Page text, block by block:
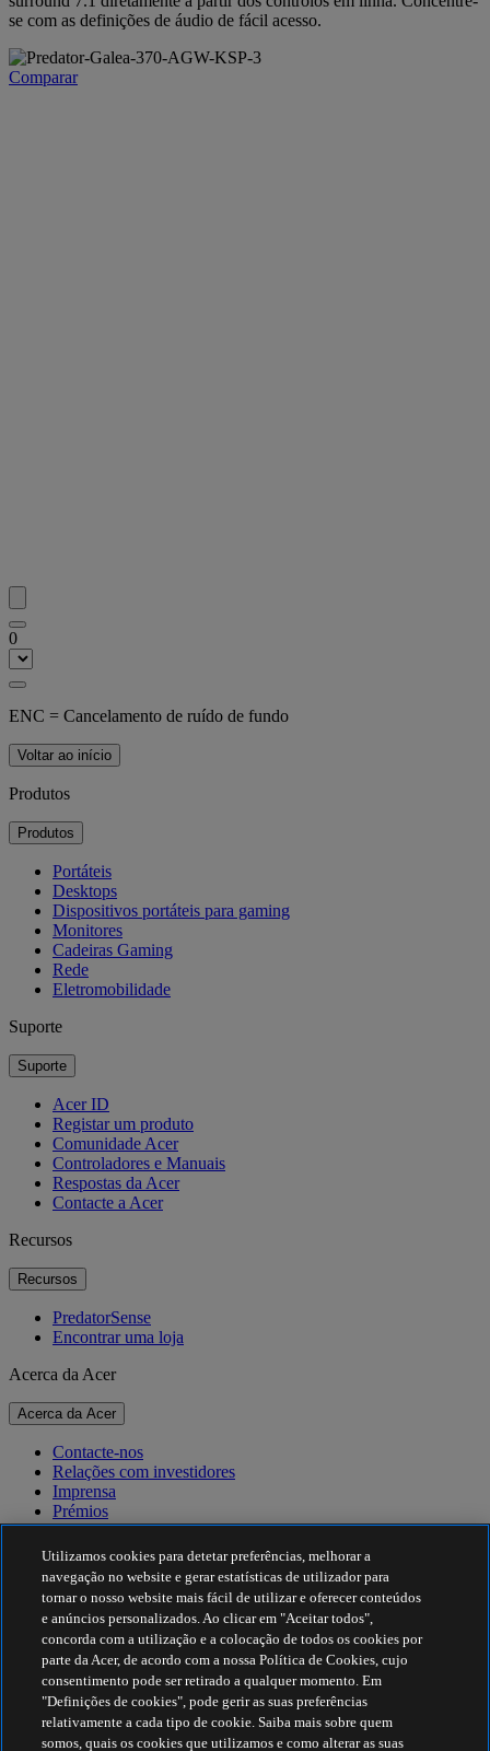
se com as definições de áudio de fácil acesso.
Comparar
0
ENC = Cancelamento de ruído de fundo
Voltar ao início
Produtos
Produtos
Portáteis
Desktops
Dispositivos portáteis para gaming
Monitores
Cadeiras Gaming
Rede
Eletromobilidade
Suporte
Suporte
Acer ID
Registar um produto
Comunidade Acer
Controladores e Manuais
Respostas da Acer
Contacte a Acer
Recursos
Recursos
PredatorSense
Encontrar uma loja
Acerca da Acer
Acerca da Acer
Contacte-nos
Relações com investidores
Imprensa
Prémios
Eventos
Sustentabilidade
Sustentabilidade
Responsabilidade social empresarial
Pegada de carbono do produto
Project Humanity
Earthion
Política de Privacidade
Utilizamos cookies para detetar preferências, melhorar a
navegação no website e gerar estatísticas de utilizador para
tornar o nosso website mais fácil de utilizar e oferecer conteúdos
e anúncios personalizados. Ao clicar em "Aceitar todos",
concorda com a utilização e a colocação de todos os cookies por
parte da Acer, de acordo com a nossa Política de Cookies, cujo
consentimento pode ser retirado a qualquer momento. Em
"Definições de cookies", pode gerir as suas preferências
relativamente a cada tipo de cookie. Saiba mais sobre quem
somos, quais os cookies que utilizamos e como alterar as suas